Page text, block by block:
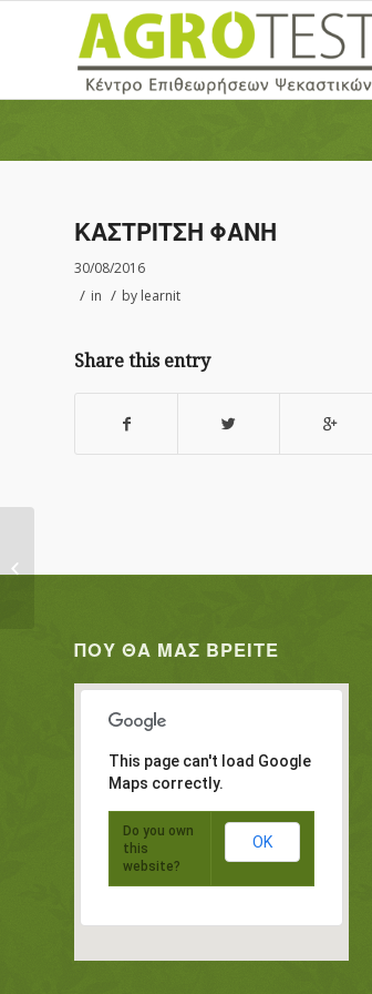
ΚΑΣΤΡΙΤΣΗ ΦΑΝΗ
30/08/2016
/ in / by learnit
Share this entry
ΠΟΥ ΘΑ ΜΑΣ ΒΡΕΊΤΕ
This page can't load Google
Maps correctly.
Do you own
this
website?
OK